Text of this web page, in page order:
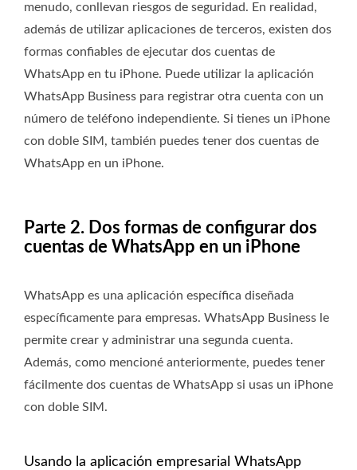
menudo, conllevan riesgos de seguridad. En realidad,
además de utilizar aplicaciones de terceros, existen dos
formas confiables de ejecutar dos cuentas de
WhatsApp en tu iPhone. Puede utilizar la aplicación
WhatsApp Business para registrar otra cuenta con un
número de teléfono independiente. Si tienes un iPhone
con doble SIM, también puedes tener dos cuentas de
WhatsApp en un iPhone.
Parte 2. Dos formas de configurar dos
cuentas de WhatsApp en un iPhone
WhatsApp es una aplicación específica diseñada
específicamente para empresas. WhatsApp Business le
permite crear y administrar una segunda cuenta.
Además, como mencioné anteriormente, puedes tener
fácilmente dos cuentas de WhatsApp si usas un iPhone
con doble SIM.
Usando la aplicación empresarial WhatsApp